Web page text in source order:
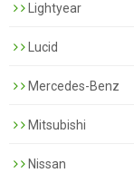
Lightyear
Lucid
Mercedes-Benz
Mitsubishi
Nissan